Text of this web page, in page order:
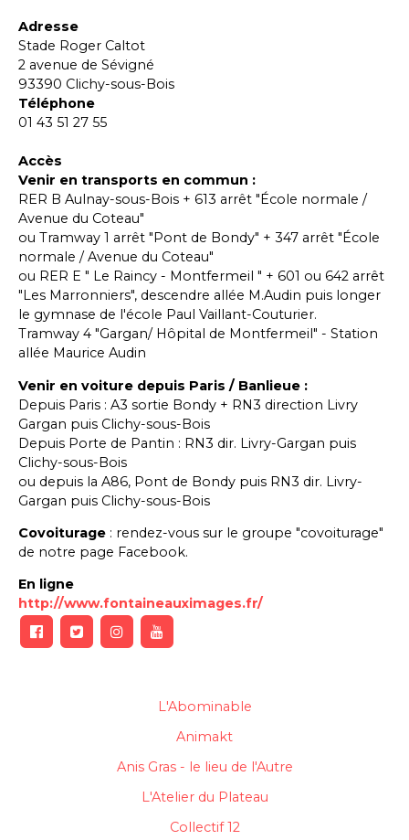
Adresse
Stade Roger Caltot
2 avenue de Sévigné
93390 Clichy-sous-Bois
Téléphone
01 43 51 27 55
Accès
Venir en transports en commun :
RER B Aulnay-sous-Bois + 613 arrêt "École normale /
Avenue du Coteau"
ou Tramway 1 arrêt "Pont de Bondy" + 347 arrêt "École
normale / Avenue du Coteau"
ou RER E " Le Raincy - Montfermeil " + 601 ou 642 arrêt
"Les Marronniers", descendre allée M.Audin puis longer
le gymnase de l'école Paul Vaillant-Couturier.
Tramway 4 "Gargan/ Hôpital de Montfermeil" - Station
allée Maurice Audin
Venir en voiture depuis Paris / Banlieue :
Depuis Paris : A3 sortie Bondy + RN3 direction Livry
Gargan puis Clichy-sous-Bois
Depuis Porte de Pantin : RN3 dir. Livry-Gargan puis
Clichy-sous-Bois
ou depuis la A86, Pont de Bondy puis RN3 dir. Livry-
Gargan puis Clichy-sous-Bois
Covoiturage : rendez-vous sur le groupe "covoiturage"
de notre page Facebook.
En ligne
http://www.fontaineauximages.fr/
L'Abominable
Animakt
Anis Gras - le lieu de l'Autre
L'Atelier du Plateau
Collectif 12